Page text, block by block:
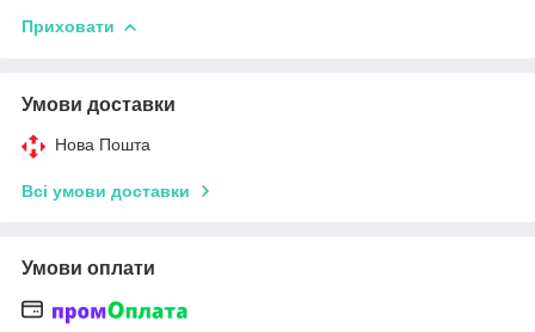
Приховати
Умови доставки
Нова Пошта
Всі умови доставки
Умови оплати